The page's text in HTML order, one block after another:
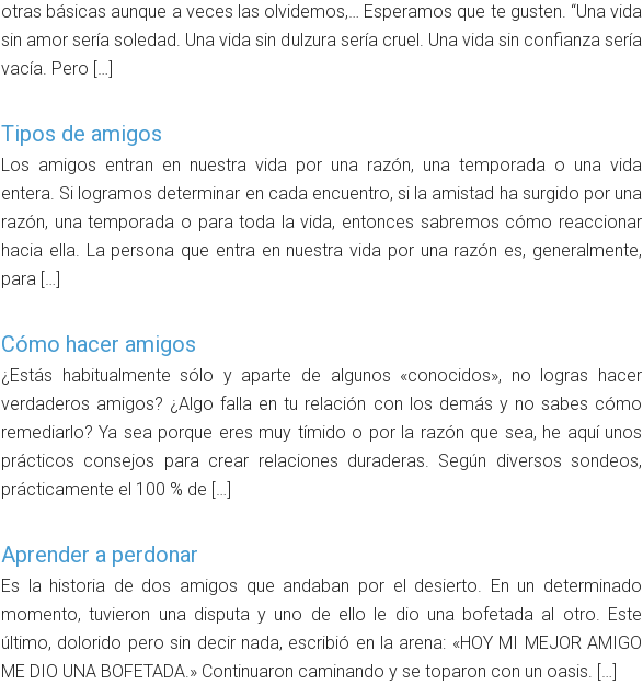
otras básicas aunque a veces las olvidemos,… Esperamos que te gusten. “Una vida
sin amor sería soledad. Una vida sin dulzura sería cruel. Una vida sin confianza sería
vacía. Pero […]
Tipos de amigos
Los amigos entran en nuestra vida por una razón, una temporada o una vida
entera. Si logramos determinar en cada encuentro, si la amistad ha surgido por una
razón, una temporada o para toda la vida, entonces sabremos cómo reaccionar
hacia ella. La persona que entra en nuestra vida por una razón es, generalmente,
para […]
Cómo hacer amigos
¿Estás habitualmente sólo y aparte de algunos «conocidos», no logras hacer
verdaderos amigos? ¿Algo falla en tu relación con los demás y no sabes cómo
remediarlo? Ya sea porque eres muy tímido o por la razón que sea, he aquí unos
prácticos consejos para crear relaciones duraderas. Según diversos sondeos,
prácticamente el 100 % de […]
Aprender a perdonar
Es la historia de dos amigos que andaban por el desierto. En un determinado
momento, tuvieron una disputa y uno de ello le dio una bofetada al otro. Este
último, dolorido pero sin decir nada, escribió en la arena: «HOY MI MEJOR AMIGO
ME DIO UNA BOFETADA.» Continuaron caminando y se toparon con un oasis. […]